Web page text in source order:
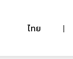
ไทย |